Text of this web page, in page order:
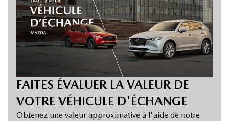
FAITES ÉVALUER LA VALEUR DE
VOTRE VÉHICULE D'ÉCHANGE
Obtenez une valeur approximative à l'aide de notre